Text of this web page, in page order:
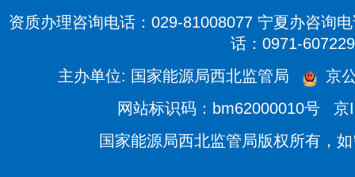
资质办理咨询电话：029-81008077 宁夏办咨询
话：0971-
主办单位: 国家能源局西北监管局
京
网站标识码：bm62000010号
京
国家能源局西北监管局版权所有，